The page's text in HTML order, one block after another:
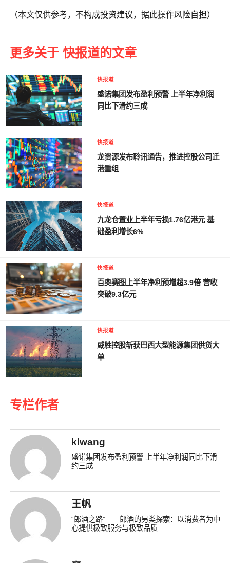
（本文仅供参考，不构成投资建议，据此操作风险自担）
更多关于 快报道的文章
快报道
盛诺集团发布盈利预警 上半年净利润
同比下滑约三成
快报道
龙资源发布聆讯通告，推进控股公司迁
港重组
快报道
九龙仓置业上半年亏损1.76亿港元 基
础盈利增长6%
快报道
百奥赛图上半年净利预增超3.9倍 营收
突破9.3亿元
快报道
威胜控股斩获巴西大型能源集团供货大
单
专栏作者
klwang
盛诺集团发布盈利预警 上半年净利润同比下滑
约三成
王帆
“郎酒之路”——郎酒的另类探索：以消费者为中
心提供极致服务与极致品质